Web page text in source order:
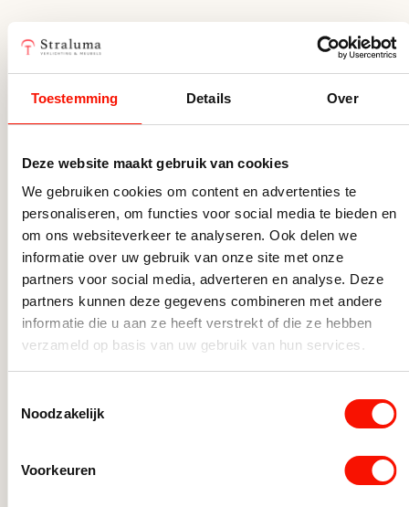
Toestemming Details Over
Deze website maakt gebruik van cookies
We gebruiken cookies om content en advertenties te
personaliseren, om functies voor social media te bieden en
om ons websiteverkeer te analyseren. Ook delen we
informatie over uw gebruik van onze site met onze
partners voor social media, adverteren en analyse. Deze
partners kunnen deze gegevens combineren met andere
informatie die u aan ze heeft verstrekt of die ze hebben
verzameld op basis van uw gebruik van hun services.
Noodzakelijk
Voorkeuren
Inclusief dimmer Ja, met dimmer
Lengte (cm) 10.2
Goedgekeurd IP54
Soort verlichting Wandlamp buiten
Meer uit deze serie
Buitenlamp LED op accu/batterij
Op voorraad